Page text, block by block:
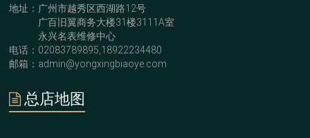
地址：广州市越秀区西湖路12号
广百旧翼商务大楼31楼3111A室
永兴名表维修中心
电话：02083789895,18922234480
邮箱：admin@yongxingbiaoye.com
总店地图